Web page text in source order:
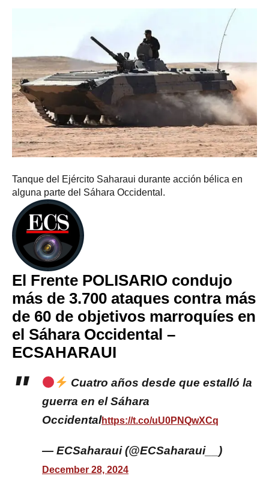
Tanque del Ejército Saharaui durante acción bélica en
alguna parte del Sáhara Occidental.
El Frente POLISARIO condujo
más de 3.700 ataques contra más
de 60 de objetivos marroquíes en
el Sáhara Occidental –
ECSAHARAUI
Cuatro años desde que estalló la
guerra en el Sáhara
Occidentalhttps://t.co/uU0PNQwXCq
— ECSaharaui (@ECSaharaui__)
December 28, 2024